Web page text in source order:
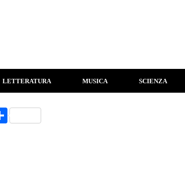
LETTERATURA MUSICA SCIENZA
S
h